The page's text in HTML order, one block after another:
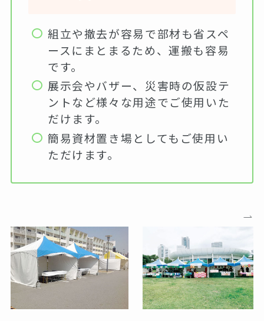
組立や撤去が容易で部材も省スペ
ースにまとまるため、運搬も容易
です。
展示会やバザー、災害時の仮設テ
ントなど様々な用途でご使用いた
だけます。
簡易資材置き場としてもご使用い
ただけます。